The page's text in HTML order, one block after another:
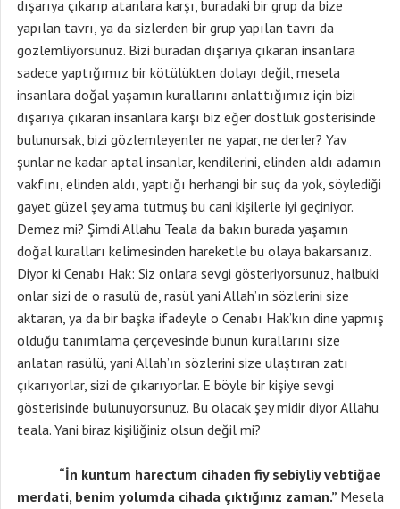
dışarıya çıkarıp atanlara karşı, buradaki bir grup da bize
yapılan tavrı, ya da sizlerden bir grup yapılan tavrı da
gözlemliyorsunuz. Bizi buradan dışarıya çıkaran insanlara
sadece yaptığımız bir kötülükten dolayı değil, mesela
insanlara doğal yaşamın kurallarını anlattığımız için bizi
dışarıya çıkaran insanlara karşı biz eğer dostluk gösterisinde
bulunursak, bizi gözlemleyenler ne yapar, ne derler? Yav
şunlar ne kadar aptal insanlar, kendilerini, elinden aldı adamın
vakfını, elinden aldı, yaptığı herhangi bir suç da yok, söylediği
gayet güzel şey ama tutmuş bu cani kişilerle iyi geçiniyor.
Demez mi? Şimdi Allahu Teala da bakın burada yaşamın
doğal kuralları kelimesinden hareketle bu olaya bakarsanız.
Diyor ki Cenabı Hak: Siz onlara sevgi gösteriyorsunuz, halbuki
onlar sizi de o rasulü de, rasül yani Allah’ın sözlerini size
aktaran, ya da bir başka ifadeyle o Cenabı Hak’kın dine yapmış
olduğu tanımlama çerçevesinde bunun kurallarını size
anlatan rasülü, yani Allah’ın sözlerini size ulaştıran zatı
çıkarıyorlar, sizi de çıkarıyorlar. E böyle bir kişiye sevgi
gösterisinde bulunuyorsunuz. Bu olacak şey midir diyor Allahu
teala. Yani biraz kişiliğiniz olsun değil mi?
“İn kuntum harectum cihaden fiy sebiyliy vebtiğae
merdati, benim yolumda cihada çıktığınız zaman.” Mesela